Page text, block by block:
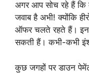
अगर आप सोच रहे हैं कि
जवाब है अभी! क्योंकि
ऑफर चलते रहते हैं। इन
सकती हैं। कभी-कभी
कुछ जगहों पर डाउन